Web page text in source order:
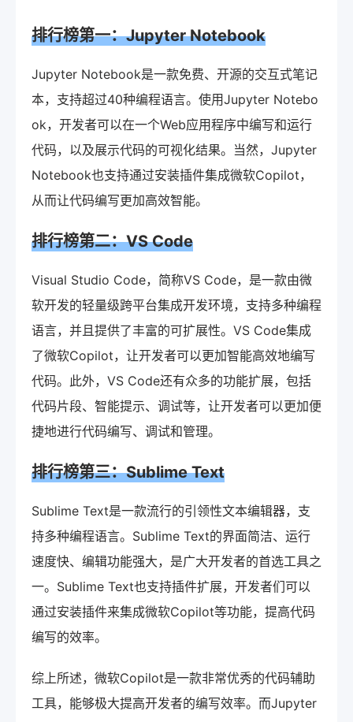
排行榜第一：Jupyter Notebook
Jupyter Notebook是一款免费、开源的交互式笔记
本，支持超过40种编程语言。使用Jupyter Notebo
ok，开发者可以在一个Web应用程序中编写和运行
代码，以及展示代码的可视化结果。当然，Jupyter
Notebook也支持通过安装插件集成微软Copilot，
从而让代码编写更加高效智能。
排行榜第二：VS Code
Visual Studio Code，简称VS Code，是一款由微
软开发的轻量级跨平台集成开发环境，支持多种编程
语言，并且提供了丰富的可扩展性。VS Code集成
了微软Copilot，让开发者可以更加智能高效地编写
代码。此外，VS Code还有众多的功能扩展，包括
代码片段、智能提示、调试等，让开发者可以更加便
捷地进行代码编写、调试和管理。
排行榜第三：Sublime Text
Sublime Text是一款流行的引领性文本编辑器，支
持多种编程语言。Sublime Text的界面简洁、运行
速度快、编辑功能强大，是广大开发者的首选工具之
一。Sublime Text也支持插件扩展，开发者们可以
通过安装插件来集成微软Copilot等功能，提高代码
编写的效率。
综上所述，微软Copilot是一款非常优秀的代码辅助
工具，能够极大提高开发者的编写效率。而Jupyter